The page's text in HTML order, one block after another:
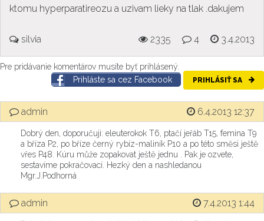
ktomu hyperparatireozu a uzivam lieky na tlak .dakujem
silvia 2335 4 3.4.2013
Pre pridávanie komentárov musíte byť prihlásený.
Prihláste sa cez Facebook
PRIHLÁSIŤ SA
admin 6.4.2013 12:37
Dobrý den, doporučuji: eleuterokok T6, ptačí jeřáb T15, femina T9
a bříza P2, po bříze černý rybíz-maliník P10 a po této směsi ještě
vřes P48. Kúru může zopakovat ještě jednu . Pak je ozvete,
sestavíme pokračovací. Hezký den a nashledanou
Mgr.J.Podhorná
admin 7.4.2013 1:44